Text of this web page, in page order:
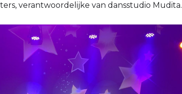
verantwoordelijke van dansstudio Mudita.